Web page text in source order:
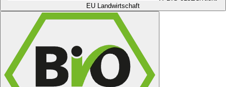
EU Landwirtschaft